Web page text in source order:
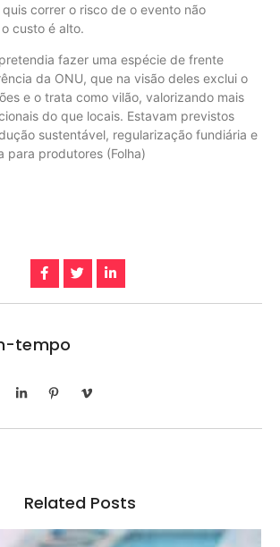
quis correr o risco de o evento não
custo é alto.
pretendia fazer uma espécie de frente
da ONU, que na visão deles exclui o
e o trata como vilão, valorizando mais
do que locais. Estavam previstos
sustentável, regularização fundiária e
para produtores (Folha)
tempo
Related Posts